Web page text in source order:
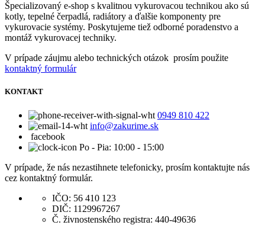
Špecializovaný e-shop s kvalitnou vykurovacou technikou ako sú
kotly, tepelné čerpadlá, radiátory a ďalšie komponenty pre
vykurovacie systémy. Poskytujeme tiež odborné poradenstvo a
montáž vykurovacej techniky.
V prípade záujmu alebo technických otázok prosím použite
kontaktný formulár
KONTAKT
0949 810 422
info@zakurime.sk
facebook
Po - Pia: 10:00 - 15:00
V prípade, že nás nezastihnete telefonicky, prosím kontaktujte nás
cez kontaktný formulár.
IČO: 56 410 123
DIČ: 1129967267
Č. živnostenského registra: 440-49636